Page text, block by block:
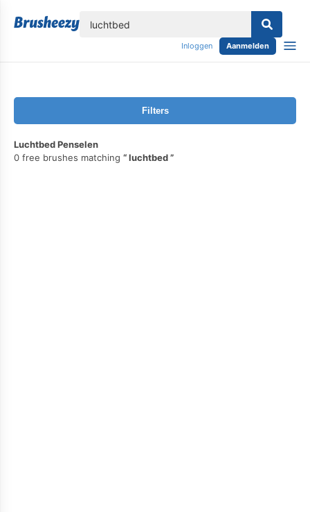
Inloggen Aanmelden
Filters
Luchtbed Penselen
0 free brushes matching
luchtbed